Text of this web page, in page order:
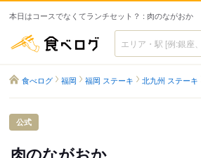
本日はコースでなくてランチセット？ : 肉のながおか
食べログ
食べログ 福岡 福岡 ステーキ 北九州 ステーキ
公式